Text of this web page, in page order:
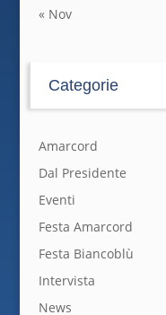
« Nov
Categorie
Amarcord
Dal Presidente
Eventi
Festa Amarcord
Festa Biancoblù
Intervista
News